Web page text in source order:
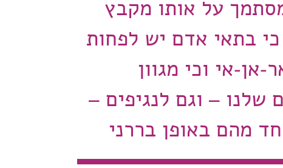
על אותו מקבץ
כי בתאי אדם יש לפחות
אן-אי וכי מגוון
שלנו – וגם לנגיפים –
מהם באופן בררני